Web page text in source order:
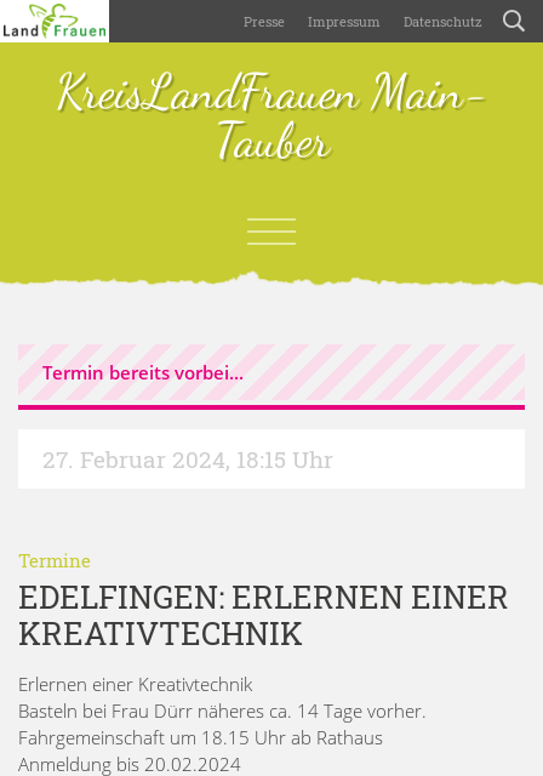
Presse Impressum Datenschutz
KreisLandFrauen Main-
Tauber
Termin bereits vorbei...
27. Februar 2024, 18:15 Uhr
Termine
EDELFINGEN: ERLERNEN EINER
KREATIVTECHNIK
Erlernen einer Kreativtechnik
Basteln bei Frau Dürr näheres ca. 14 Tage vorher.
Fahrgemeinschaft um 18.15 Uhr ab Rathaus
Anmeldung bis 20.02.2024